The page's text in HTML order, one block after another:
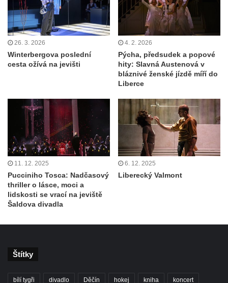
26. 3. 2026
Winterbergova poslední
cesta ožívá na jevišti
4. 2. 2026
Pýcha, předsudek a popové
hity: Slavná Austenová v
bláznivé ženské jízdě míří do
Liberce
11. 12. 2025
Pucciniho Tosca: Nadčasový
thriller o lásce, moci a
lidskosti se vrací na jeviště
Šaldova divadla
6. 12. 2025
Liberecký Valmont
Štítky
bílí tygři divadlo Děčín hokej kniha koncert